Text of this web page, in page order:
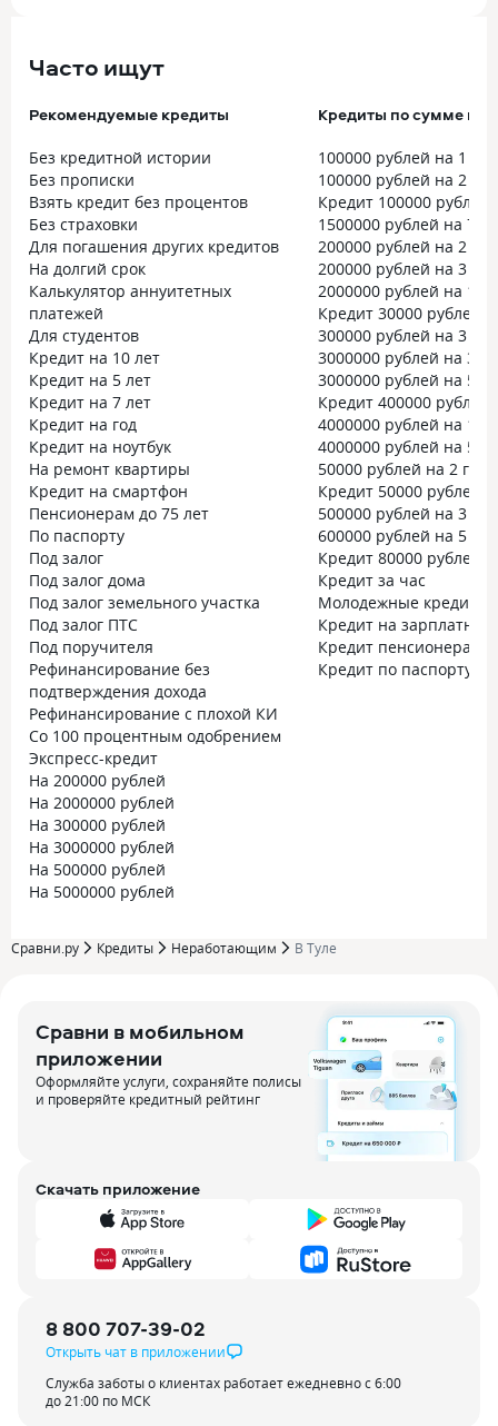
Часто ищут
Рекомендуемые кредиты
Без кредитной истории
Без прописки
Взять кредит без процентов
Без страховки
Для погашения других кредитов
На долгий срок
Калькулятор аннуитетных
платежей
Для студентов
Кредит на 10 лет
Кредит на 5 лет
Кредит на 7 лет
Кредит на год
Кредит на ноутбук
На ремонт квартиры
Кредит на смартфон
Пенсионерам до 75 лет
По паспорту
Под залог
Под залог дома
Под залог земельного участка
Под залог ПТС
Под поручителя
Рефинансирование без
подтверждения дохода
Рефинансирование с плохой КИ
Со 100 процентным одобрением
Экспресс-кредит
На 200000 рублей
На 2000000 рублей
На 300000 рублей
На 3000000 рублей
На 500000 рублей
На 5000000 рублей
Кредиты по сумме и
100000 рублей на 1 год
100000 рублей на 2
Кредит 100000 рублей
1500000 рублей на 7
200000 рублей на 2
200000 рублей на 3
2000000 рублей на 10
Кредит 30000 рублей
300000 рублей на 3
3000000 рублей на 3
3000000 рублей на 5
Кредит 400000 рублей
4000000 рублей на 10
4000000 рублей на 5
50000 рублей на 2 года
Кредит 50000 рублей
500000 рублей на 3
600000 рублей на 5 лет
Кредит 80000 рублей
Кредит за час
Молодежные кредиты
Кредит на зарплатную
Кредит пенсионерам
Кредит по паспорту с
Сравни.ру Кредиты Неработающим В Туле
Сравни в мобильном
приложении
Оформляйте услуги, сохраняйте полисы
и проверяйте кредитный рейтинг
Скачать приложение
8 800 707-39-02
Открыть чат в приложении
Служба заботы о клиентах работает ежедневно с 6:00
до 21:00 по МСК